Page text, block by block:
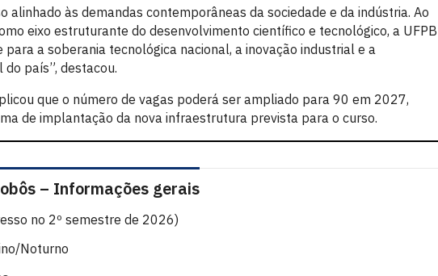
alinhado às demandas contemporâneas da sociedade e da indústria. Ao
eixo estruturante do desenvolvimento científico e tecnológico, a UFPB
a soberania tecnológica nacional, a inovação industrial e a
país”, destacou.
que o número de vagas poderá ser ampliado para 90 em 2027,
de implantação da nova infraestrutura prevista para o curso.
– Informações gerais
no 2º semestre de 2026)
Noturno